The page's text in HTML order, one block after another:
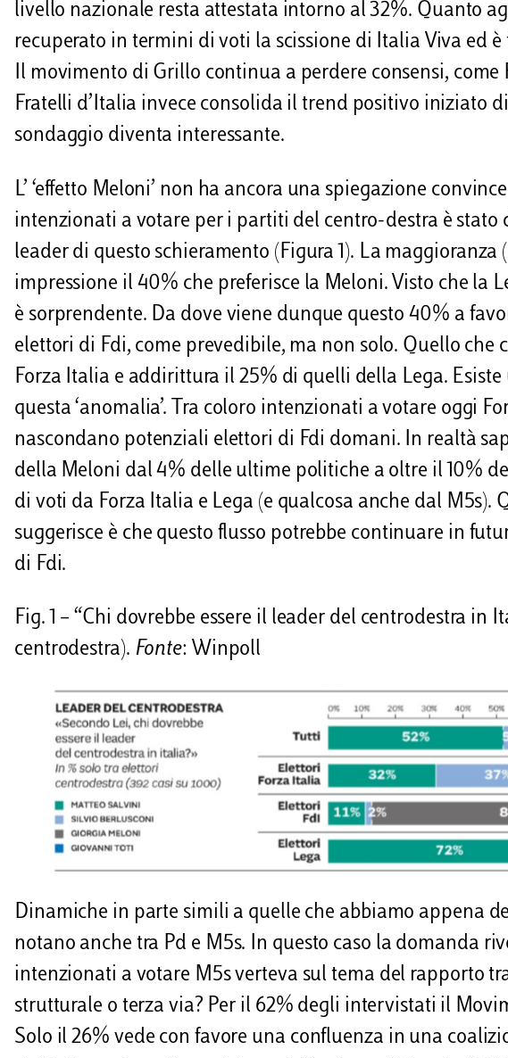
livello nazionale resta attestata intorno al 32%. Quanto
recuperato in termini di voti la scissione di Italia Viva ed
Il movimento di Grillo continua a perdere consensi,
Fratelli d’Italia invece consolida il trend positivo iniziato
sondaggio diventa interessante.
L’ ‘effetto Meloni’ non ha ancora una spiegazione
intenzionati a votare per i partiti del centro-destra è stato
leader di questo schieramento (Figura 1). La
impressione il 40% che preferisce la Meloni. Visto che la
è sorprendente. Da dove viene dunque questo 40% a
elettori di Fdi, come prevedibile, ma non solo. Quello che
Forza Italia e addirittura il 25% di quelli della Lega.
questa ‘anomalia’. Tra coloro intenzionati a votare oggi
nascondano potenziali elettori di Fdi domani. In realtà
della Meloni dal 4% delle ultime politiche a oltre il 10%
di voti da Forza Italia e Lega (e qualcosa anche dal
suggerisce è che questo flusso potrebbe continuare in
di Fdi.
Fig. 1 – “Chi dovrebbe essere il leader del centrodestra in
centrodestra). Fonte: Winpoll
Dinamiche in parte simili a quelle che abbiamo appena
notano anche tra Pd e M5s. In questo caso la domanda
intenzionati a votare M5s verteva sul tema del rapporto
strutturale o terza via? Per il 62% degli intervistati il
Solo il 26% vede con favore una confluenza in una